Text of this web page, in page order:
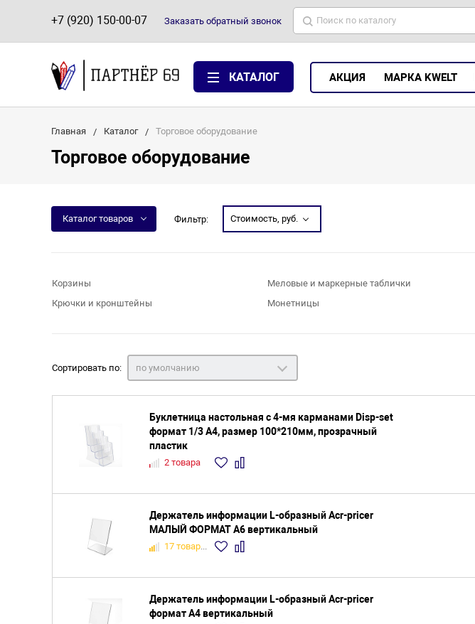
+7 (920) 150-00-07 Заказать обратный звонок
КАТАЛОГ АКЦИЯ МАРКА KWELT
Главная Каталог Торговое оборудование
Торговое оборудование
Каталог товаров Фильтр: Стоимость, руб.
Корзины
Крючки и кронштейны
Меловые и маркерные таблички
Монетницы
Сортировать по: по умолчанию
Буклетница настольная с 4-мя карманами Disp-set
формат 1/3 А4, размер 100*210мм, прозрачный
пластик
2 товара
Держатель информации L-образный Acr-pricer
МАЛЫЙ ФОРМАТ А6 вертикальный
17 товаров
Держатель информации L-образный Acr-pricer
формат А4 вертикальный